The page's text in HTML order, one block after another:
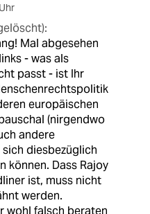
Mal abgesehen
- was als
passt - ist Ihr
europäischen
(nirgendwo
andere
diesbezüglich
können. Dass Rajoy
ist, muss nicht
werden.
wohl falsch beraten